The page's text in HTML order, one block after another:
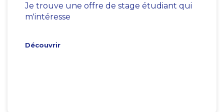
Je trouve une offre de stage étudiant qui
m'intéresse
Découvrir